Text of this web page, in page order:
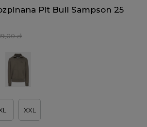
Pit Bull Sampson 25
zł
XXL